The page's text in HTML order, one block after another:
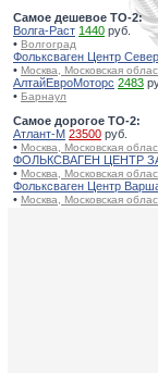
Самое дешевое ТО-2:
Волга-Раст 1440 руб.
• Волгоград
Фольксваген Центр Север
• Москва, Московская
АлтайЕвроМоторс 2483
• Барнаул
Самое дорогое ТО-2:
Атлант-М 23500 руб.
• Москва, Московская
ФОЛЬКСВАГЕН ЦЕНТР
• Москва, Московская
Фольксваген Центр
• Москва, Московская